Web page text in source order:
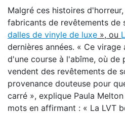
Malgré ces histoires
fabricants de revêtements de
dalles de vinyle de luxe », ou
dernières années. « Ce
d'une course à l'abîme, où de
vendent des revêtements de
provenance douteuse pour
carré », explique Paula
mots en affirmant : « La LVT